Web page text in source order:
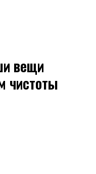
вещи
чистоты